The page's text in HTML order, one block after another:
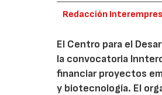
Redacción
El Centro para el
la convocatoria
financiar proyectos
y biotecnología. El